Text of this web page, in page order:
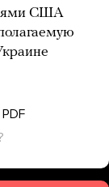
США
PDF